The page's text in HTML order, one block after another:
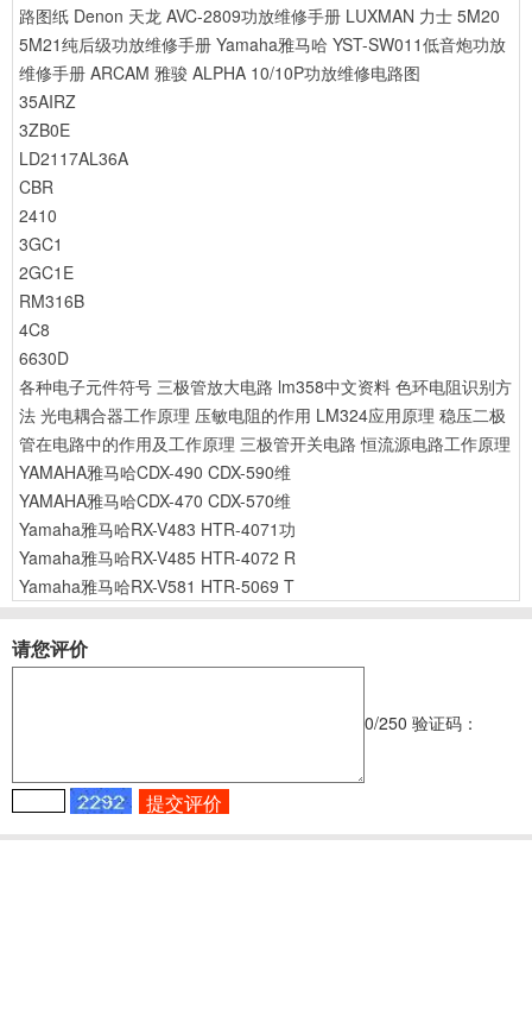
路图纸 Denon 天龙 AVC-2809功放维修手册 LUXMAN 力士 5M20
5M21纯后级功放维修手册 Yamaha雅马哈 YST-SW011低音炮功放
维修手册 ARCAM 雅骏 ALPHA 10/10P功放维修电路图
35AIRZ
3ZB0E
LD2117AL36A
CBR
2410
3GC1
2GC1E
RM316B
4C8
6630D
各种电子元件符号 三极管放大电路 lm358中文资料 色环电阻识别方
法 光电耦合器工作原理 压敏电阻的作用 LM324应用原理 稳压二极
管在电路中的作用及工作原理 三极管开关电路 恒流源电路工作原理
YAMAHA雅马哈CDX-490 CDX-590维
YAMAHA雅马哈CDX-470 CDX-570维
Yamaha雅马哈RX-V483 HTR-4071功
Yamaha雅马哈RX-V485 HTR-4072 R
Yamaha雅马哈RX-V581 HTR-5069 T
请您评价
0/250 验证码：